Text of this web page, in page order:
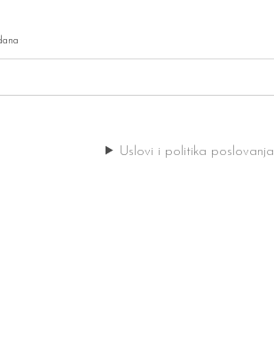
Uslovi i politika poslovanja